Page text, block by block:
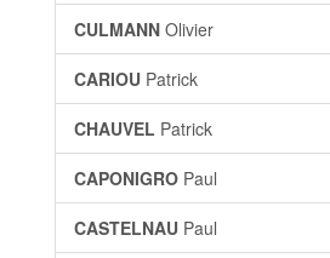
CULMANN Olivier
CARIOU Patrick
CHAUVEL Patrick
CAPONIGRO Paul
CASTELNAU Paul